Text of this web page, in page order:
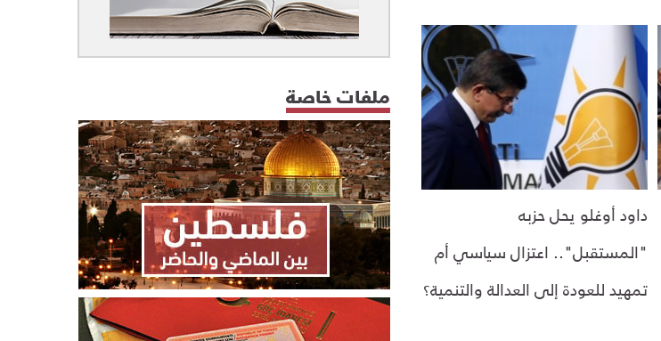
داود أوغلو يحل حزبه
"المستقبل".. اعتزال سياسي أم
تمهيد للعودة إلى العدالة والتنمية؟
ملفات خاصة